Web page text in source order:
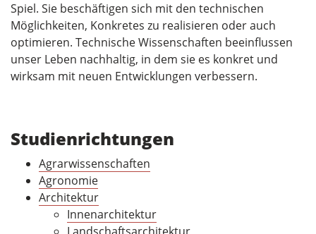
Spiel. Sie beschäftigen sich mit den technischen
Möglichkeiten, Konkretes zu realisieren oder auch
optimieren. Technische Wissenschaften beeinflussen
unser Leben nachhaltig, in dem sie es konkret und
wirksam mit neuen Entwicklungen verbessern.
Studienrichtungen
Agrarwissenschaften
Agronomie
Architektur
Innenarchitektur
Landschaftsarchitektur